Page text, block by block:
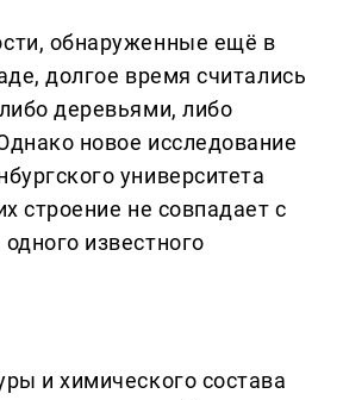
обнаруженные ещё в
долгое время считались
деревьями, либо
новое исследование
университета
строение не совпадает с
известного
и химического состава